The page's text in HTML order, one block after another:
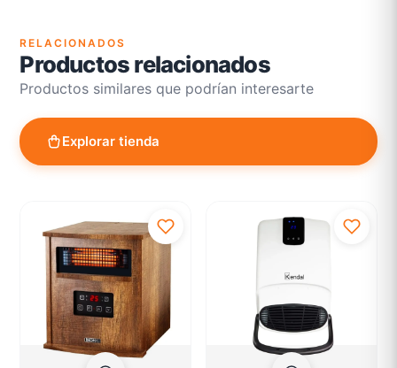
RELACIONADOS
Productos relacionados
Productos similares que podrían interesarte
Explorar tienda